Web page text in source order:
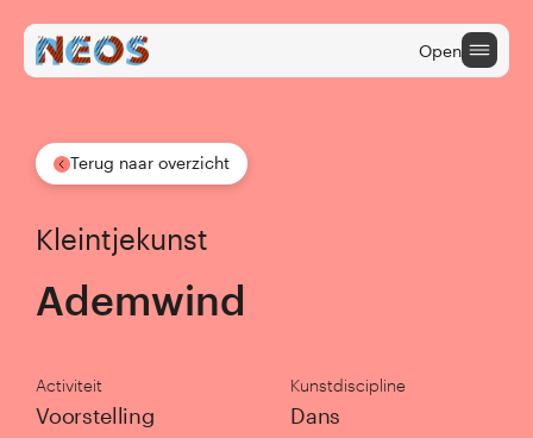
Open
Onderwijs
Cultuuraanbieders
Cultuur na School
Terug naar hoofdmenu
Terug naar overzicht
Kleintjekunst
Ademwind
Activiteit
Voorstelling
Kunstdiscipline
Dans